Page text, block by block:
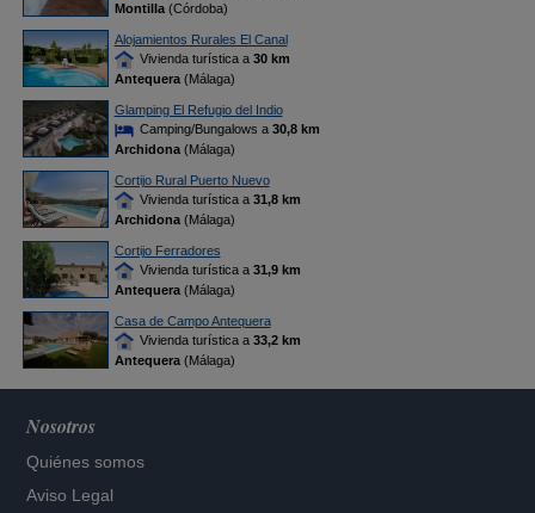
Montilla(Córdoba)
Alojamientos Rurales El Canal
Vivienda turística a 30 km
Antequera(Málaga)
Glamping El Refugio del Indio
Camping/Bungalows a 30,8 km
Archidona(Málaga)
Cortijo Rural Puerto Nuevo
Vivienda turística a 31,8 km
Archidona(Málaga)
Cortijo Ferradores
Vivienda turística a 31,9 km
Antequera(Málaga)
Casa de Campo Antequera
Vivienda turística a 33,2 km
Antequera(Málaga)
Nosotros
Quiénes somos
Aviso Legal